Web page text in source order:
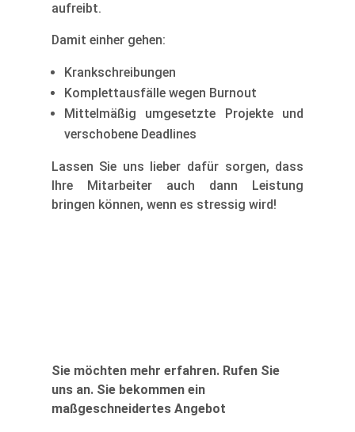
aufreibt.
Damit einher gehen:
Krankschreibungen
Komplettausfälle wegen Burnout
Mittelmäßig umgesetzte Projekte und
verschobene Deadlines
Lassen Sie uns lieber dafür sorgen, dass
Ihre Mitarbeiter auch dann Leistung
bringen können, wenn es stressig wird!
Sie möchten mehr erfahren. Rufen Sie
uns an. Sie bekommen ein
maßgeschneidertes Angebot